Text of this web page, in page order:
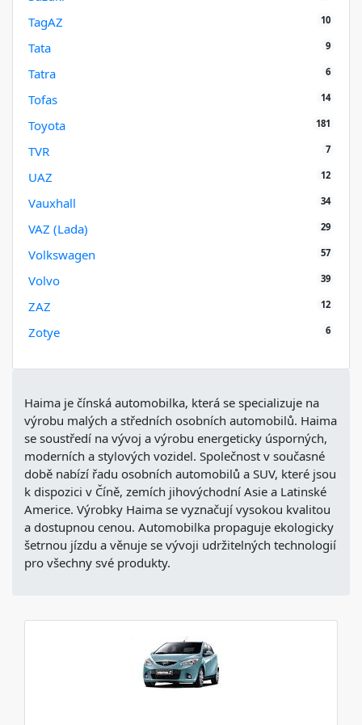
TagAZ 10
Tata 9
Tatra 6
Tofas 14
Toyota 181
TVR 7
UAZ 12
Vauxhall 34
VAZ (Lada) 29
Volkswagen 57
Volvo 39
ZAZ 12
Zotye 6
Haima je čínská automobilka, která se specializuje na
výrobu malých a středních osobních automobilů. Haima
se soustředí na vývoj a výrobu energeticky úsporných,
moderních a stylových vozidel. Společnost v současné
době nabízí řadu osobních automobilů a SUV, které jsou
k dispozici v Číně, zemích jihovýchodní Asie a Latinské
Americe. Výrobky Haima se vyznačují vysokou kvalitou
a dostupnou cenou. Automobilka propaguje ekologicky
šetrnou jízdu a věnuje se vývoji udržitelných technologií
pro všechny své produkty.